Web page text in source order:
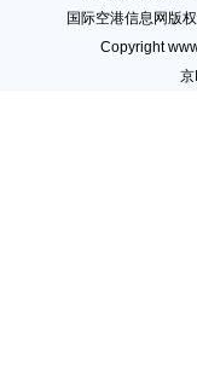
国际空港信息网版
Copyright